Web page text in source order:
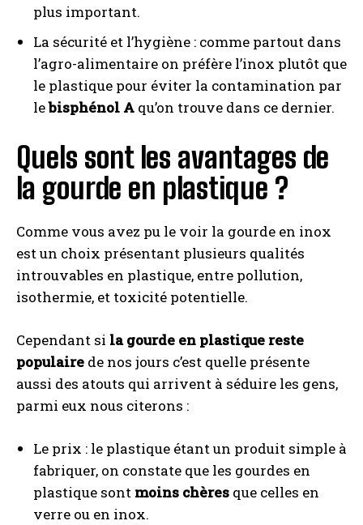
plus important.
La sécurité et l’hygiène : comme partout dans
l’agro-alimentaire on préfère l’inox plutôt que
le plastique pour éviter la contamination par
lebisphénol A qu’on trouve dans ce dernier.
Quels sont les avantages de
la gourde en plastique ?
Comme vous avez pu le voir la gourde en inox
est un choix présentant plusieurs qualités
introuvables en plastique, entre pollution,
isothermie, et toxicité potentielle.
Cependant si la gourde en plastique reste
populaire de nos jours c’est quelle présente
aussi des atouts qui arrivent à séduire les gens,
parmi eux nous citerons :
Le prix : le plastique étant un produit simple à
fabriquer, on constate que les gourdes en
plastique sont moins chères que celles en
verre ou en inox.